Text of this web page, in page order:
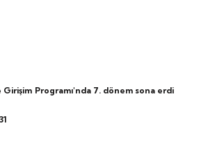
Programı'nda 7. dönem sona erdi